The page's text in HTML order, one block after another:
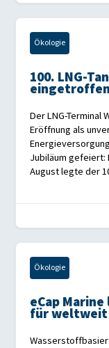
Ökologie
100. LNG-
eingetroffen
Der LNG-Terminal
Eröffnung als
Jubiläum gefeiert:
August legte der
Ökologie
eCap
für weltweit